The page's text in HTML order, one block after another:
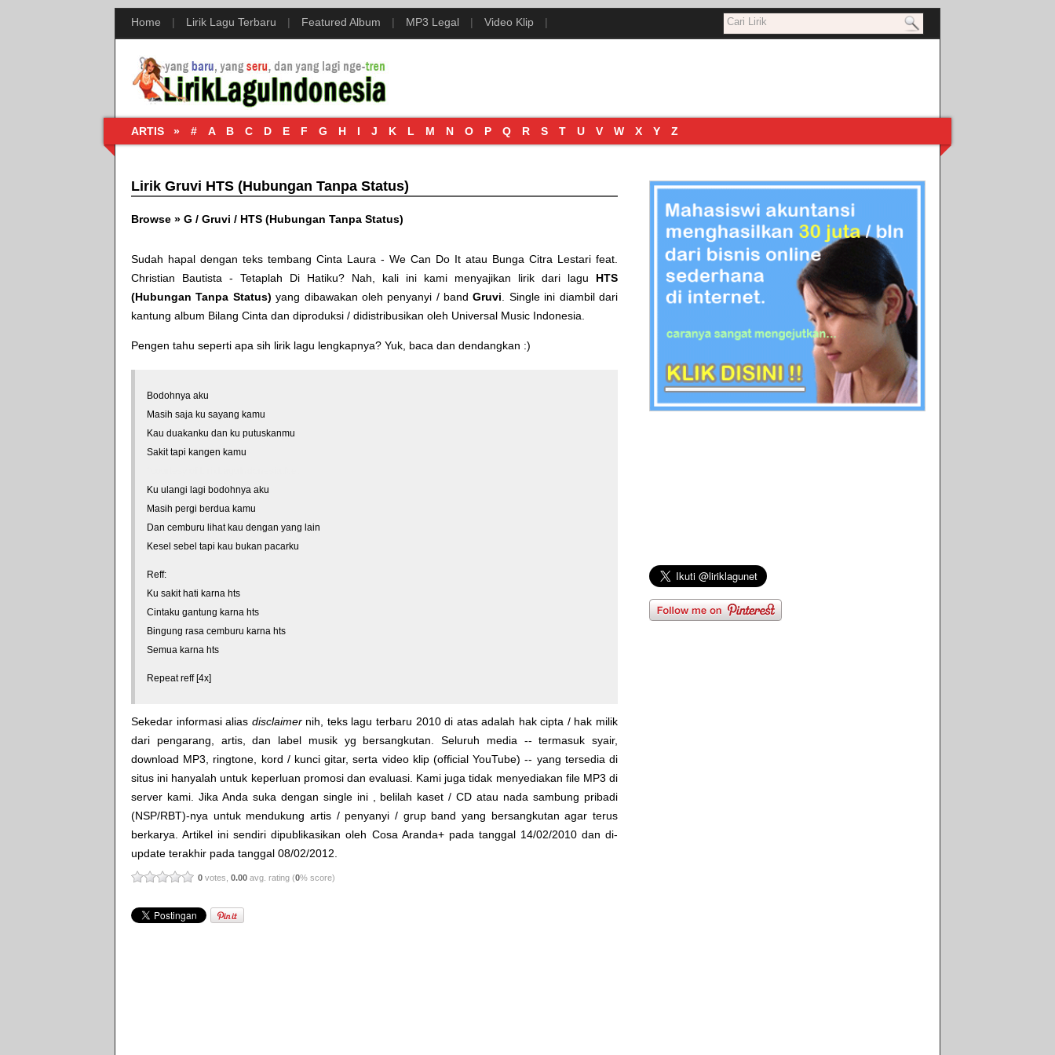
Home | Lirik Lagu Terbaru | Featured Album | MP3 Legal | Video Klip |
ARTIS » # A B C D E F G H I J K L M N O P Q R S T U V W X Y Z
Lirik Gruvi HTS (Hubungan Tanpa Status)
Browse » G / Gruvi / HTS (Hubungan Tanpa Status)
Sudah hapal dengan teks tembang Cinta Laura - We Can Do It atau Bunga Citra Lestari feat.
Christian Bautista - Tetaplah Di Hatiku? Nah, kali ini kami menyajikan lirik dari lagu HTS
(Hubungan Tanpa Status) yang dibawakan oleh penyanyi / bandGruvi . Single ini diambil dari
kantung album Bilang Cinta dan diproduksi / didistribusikan oleh Universal Music Indonesia
Pengen tahu seperti apa sih lirik lagu lengkapnya? Yuk, baca dan dendangkan :)
Bodohnya aku
Masih saja ku sayang kamu
Kau duakanku dan ku putuskanmu
Sakit tapi kangen kamu
Ku ulangi lagi bodohnya aku
Masih pergi berdua kamu
Dan cemburu lihat kau dengan yang lain
Kesel sebel tapi kau bukan pacarku
Reff:
Ku sakit hati karna hts
Cintaku gantung karna hts
Bingung rasa cemburu karna hts
Semua karna hts
Repeat reff [4x]
Sekedar informasi alias disclaimernih, teks lagu terbaru 2010 di atas adalah hak cipta / hak milik
dari pengarang, artis, dan label musik yg bersangkutan. Seluruh media -- termasuk syair,
download MP3, ringtone, kord / kunci gitar, serta video klip (official YouTube) -- yang tersedia di
situs ini hanyalah untuk keperluan promosi dan evaluasi. Kami juga tidak menyediakan file MP3 di
server kami. Jika Anda suka dengan single ini , belilah kaset / CD atau nada sambung pribadi
(NSP/RBT)-nya untuk mendukung artis / penyanyi / grup band yang bersangkutan agar terus
berkarya. Artikel ini sendiri dipublikasikan oleh Cosa Aranda+pada tanggal 14/02/2010 dan di-
update terakhir pada tanggal 08/02/2012.
0 votes, 0.00 avg. rating (0% score)